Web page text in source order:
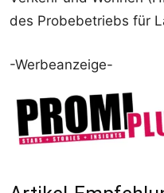
des Probebetriebs für
-Werbeanzeige-